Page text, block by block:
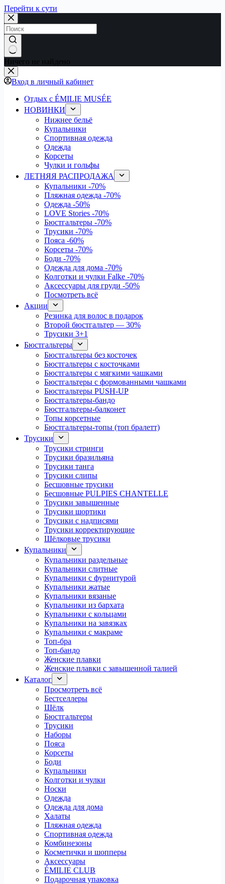
Перейти к сути
Ничего не найдено
Вход в личный кабинет
Отдых с ÉMILIE MUSÉE
НОВИНКИ
Нижнее бельё
Купальники
Спортивная одежда
Одежда
Корсеты
Чулки и гольфы
ЛЕТНЯЯ РАСПРОДАЖА
Купальники -70%
Пляжная одежда -70%
Одежда -50%
LOVE Stories -70%
Бюстгальтеры -70%
Трусики -70%
Пояса -60%
Корсеты -70%
Боди -70%
Одежда для дома -70%
Колготки и чулки Falke -70%
Аксессуары для груди -50%
Посмотреть всё
Акции
Резинка для волос в подарок
Второй бюстгальтер — 30%
Трусики 3+1
Бюстгальтеры
Бюстгальтеры без косточек
Бюстгальтеры с косточками
Бюстгальтеры с мягкими чашками
Бюстгальтеры с формованными чашками
Бюстгальтеры PUSH-UP
Бюстгальтеры-бандо
Бюстгальтеры-балконет
Топы корсетные
Бюстгальтеры-топы (топ бралетт)
Трусики
Трусики стринги
Трусики бразильяна
Трусики танга
Трусики слипы
Бесшовные трусики
Бесшовные PULPIES CHANTELLE
Трусики завышенные
Трусики шортики
Трусики с надписями
Трусики корректирующие
Шёлковые трусики
Купальники
Купальники раздельные
Купальники слитные
Купальники с фурнитурой
Купальники жатые
Купальники вязаные
Купальники из бархата
Купальники с кольцами
Купальники на завязках
Купальники с макраме
Топ-бра
Топ-бандо
Женские плавки
Женские плавки с завышенной талией
Каталог
Просмотреть всё
Бестселлеры
Шёлк
Бюстгальтеры
Трусики
Наборы
Пояса
Корсеты
Боди
Купальники
Колготки и чулки
Носки
Одежда
Одежда для дома
Халаты
Пляжная одежда
Спортивная одежда
Комбинезоны
Косметички и шопперы
Аксессуары
ÉMILIE CLUB
Подарочная упаковка